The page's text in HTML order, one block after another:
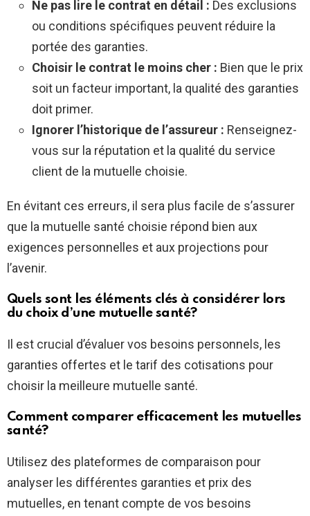
Ne pas lire le contrat en détail : Des exclusions
ou conditions spécifiques peuvent réduire la
portée des garanties.
Choisir le contrat le moins cher : Bien que le prix
soit un facteur important, la qualité des garanties
doit primer.
Ignorer l’historique de l’assureur : Renseignez-
vous sur la réputation et la qualité du service
client de la mutuelle choisie.
En évitant ces erreurs, il sera plus facile de s’assurer
que la mutuelle santé choisie répond bien aux
exigences personnelles et aux projections pour
l’avenir.
Quels sont les éléments clés à considérer lors
du choix d’une mutuelle santé?
Il est crucial d’évaluer vos besoins personnels, les
garanties offertes et le tarif des cotisations pour
choisir la meilleure mutuelle santé.
Comment comparer efficacement les mutuelles
santé?
Utilisez des plateformes de comparaison pour
analyser les différentes garanties et prix des
mutuelles, en tenant compte de vos besoins